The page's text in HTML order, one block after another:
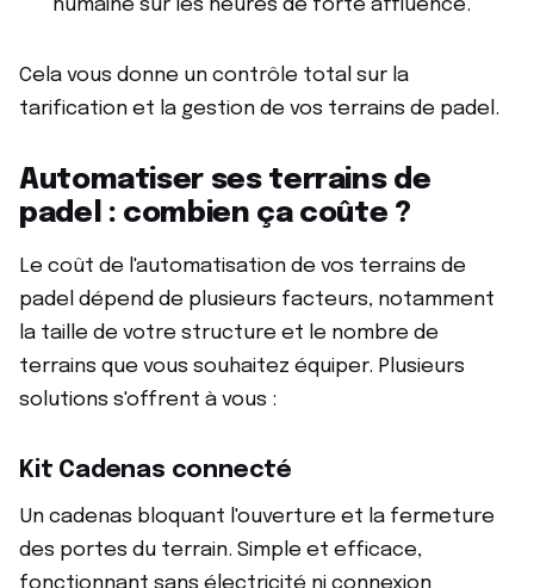
humaine sur les heures de forte affluence.
Cela vous donne un contrôle total sur la
tarification et la gestion de vos terrains de padel.
Automatiser ses terrains de
padel : combien ça coûte ?
Le coût de l'automatisation de vos terrains de
padel dépend de plusieurs facteurs, notamment
la taille de votre structure et le nombre de
terrains que vous souhaitez équiper. Plusieurs
solutions s'offrent à vous :
Kit Cadenas connecté
Un cadenas bloquant l'ouverture et la fermeture
des portes du terrain. Simple et efficace,
fonctionnant sans électricité ni connexion